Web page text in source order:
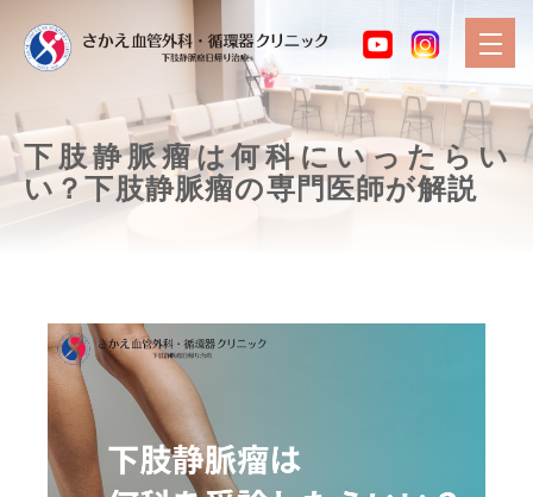
下肢静脈瘤は何科にいったらい
い？下肢静脈瘤の専門医師が解説